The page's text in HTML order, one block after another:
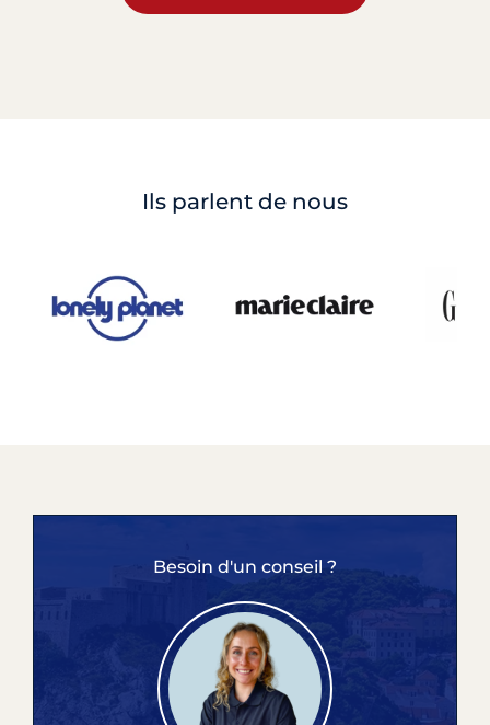
Ils parlent de nous
Besoin d'un conseil ?